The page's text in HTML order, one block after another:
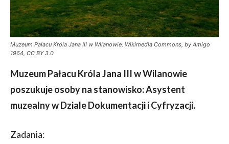
Muzeum Pałacu Króla Jana III w Wilanowie, Wikimedia Commons, by Amigo
1964, CC BY 3.0
Muzeum Pałacu Króla Jana III w Wilanowie
poszukuje osoby na stanowisko: Asystent
muzealny w Dziale Dokumentacji i Cyfryzacji.
Zadania: